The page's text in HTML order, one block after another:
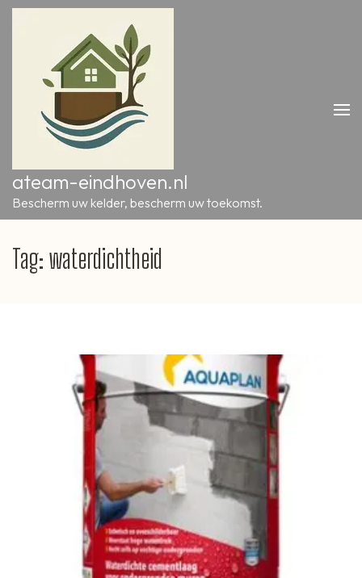
Ga
ateam-eindhoven.nl
Bescherm uw kelder, bescherm uw toekomst.
Tag: waterdichtheid